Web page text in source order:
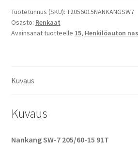
SW-
7
määrä
Tuotetunnus (SKU): T2056015NANKANGSW7
Osasto: Renkaat
Avainsanat tuotteelle 15, Henkilöauton
Kuvaus
Kuvaus
Nankang SW-7 205/60-15 91T